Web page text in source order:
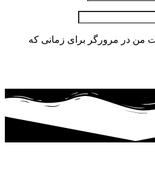
من در مرورگر برای زمانی که